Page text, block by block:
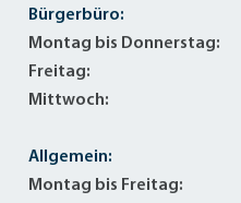
Bürgerbüro:
Montag bis Donnerstag:
Freitag:
Mittwoch:
Allgemein:
Montag bis Freitag: